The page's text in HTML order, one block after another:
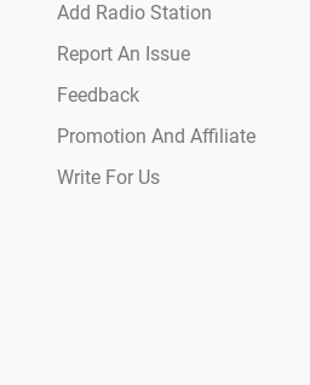
Add Radio Station
Report An Issue
Feedback
Promotion And Affiliate
Write For Us